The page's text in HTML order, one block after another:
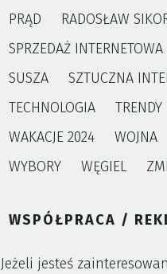
PRĄD
RADOSŁAW
SPRZEDAŻ INTERNETOWA
SUSZA
SZTUCZNA
TECHNOLOGIA
TRENDY
WAKACJE 2024
WOJNA
WYBORY
WĘGIEL
WSPÓŁPRACA /
Jeżeli jesteś